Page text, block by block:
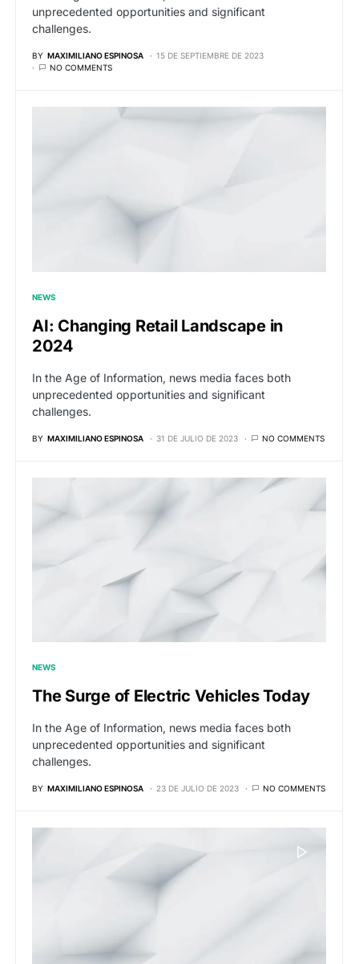
unprecedented opportunities and significant
challenges.
BY MAXIMILIANO ESPINOSA
15 DE SEPTIEMBRE DE 2023
NO COMMENTS
NEWS
AI: Changing Retail Landscape in
2024
In the Age of Information, news media faces both
unprecedented opportunities and significant
challenges.
BY MAXIMILIANO ESPINOSA 31 DE JULIO DE 2023 NO COMMENTS
NEWS
The Surge of Electric Vehicles Today
In the Age of Information, news media faces both
unprecedented opportunities and significant
challenges.
BY MAXIMILIANO ESPINOSA 23 DE JULIO DE 2023 NO COMMENTS